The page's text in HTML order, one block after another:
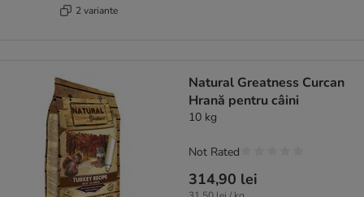
2 variante
Natural Greatness Curcan
Hrană pentru câini
10 kg
314,90 lei
Not Rated